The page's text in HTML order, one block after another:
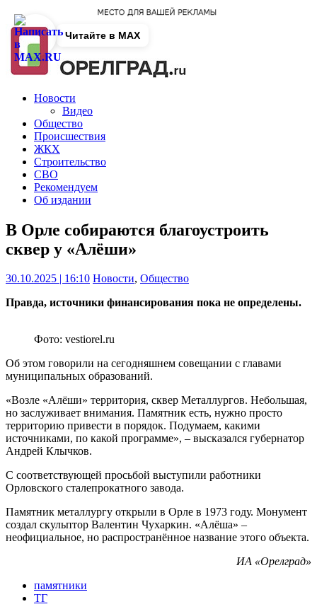
Новости
Видео
Общество
Происшествия
ЖКХ
Строительство
СВО
Рекомендуем
Об издании
В Орле собираются благоустроить
сквер у «Алёши»
30.10.2025 | 16:10 Новости, Общество
Правда, источники финансирования пока не определены.
Фото: vestiorel.ru
Об этом говорили на сегодняшнем совещании с главами
муниципальных образований.
«Возле «Алёши» территория, сквер Металлургов. Небольшая,
но заслуживает внимания. Памятник есть, нужно просто
территорию привести в порядок. Подумаем, какими
источниками, по какой программе», – высказался губернатор
Андрей Клычков.
С соответствующей просьбой выступили работники
Орловского сталепрокатного завода.
Памятник металлургу открыли в Орле в 1973 году. Монумент
создал скульптор Валентин Чухаркин. «Алёша» –
неофициальное, но распространённое название этого объекта.
ИА «Орелград»
памятники
ТГ
Читайте в MAX